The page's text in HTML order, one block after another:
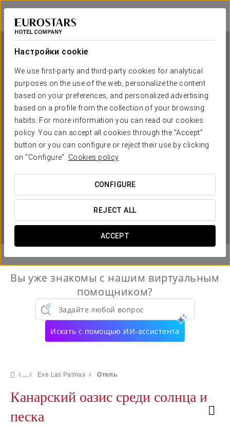
Настройки cookie
We use first-party and third-party cookies for analytical
purposes on the use of the web, personalize the content
based on your preferences, and personalized advertising
based on a profile from the collection of your browsing
habits. For more information you can read our cookies
policy. You can accept all cookies through the "Accept"
button or you can configure or reject their use by clicking
on "Configure". Cookies policy
CONFIGURE
REJECT ALL
ACCEPT
Exe Las Palmas
ЛАС-ПАЛЬМАС-ДЕ-ГРАН-КАНАРИЯ
Exe Las Palmas
ЛАС-ПАЛЬМАС-ДЕ-ГРАН-КАНАРИЯ
 
Вы уже знакомы с нашим виртуальным
помощником?
Задайте любой вопрос
Искать с помощью ИИ-ассистента
Exe Las Palmas Отель
Канарский оазис среди солнца и
песка